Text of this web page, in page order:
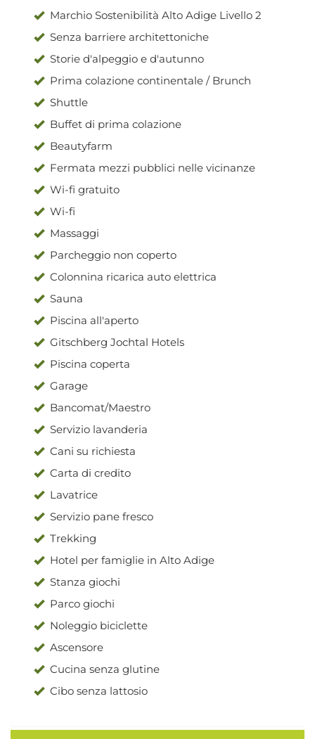
Marchio Sostenibilità Alto Adige Livello 2
Senza barriere architettoniche
Storie d'alpeggio e d'autunno
Prima colazione continentale / Brunch
Shuttle
Buffet di prima colazione
Beautyfarm
Fermata mezzi pubblici nelle vicinanze
Wi-fi gratuito
Wi-fi
Massaggi
Parcheggio non coperto
Colonnina ricarica auto elettrica
Sauna
Piscina all'aperto
Gitschberg Jochtal Hotels
Piscina coperta
Garage
Bancomat/Maestro
Servizio lavanderia
Cani su richiesta
Carta di credito
Lavatrice
Servizio pane fresco
Trekking
Hotel per famiglie in Alto Adige
Stanza giochi
Parco giochi
Noleggio biciclette
Ascensore
Cucina senza glutine
Cibo senza lattosio